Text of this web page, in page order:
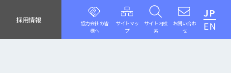
採用情報
協力会社の皆
様へ
サイトマッ
プ
サイト内検
索
お問い合わ
せ
JP
EN